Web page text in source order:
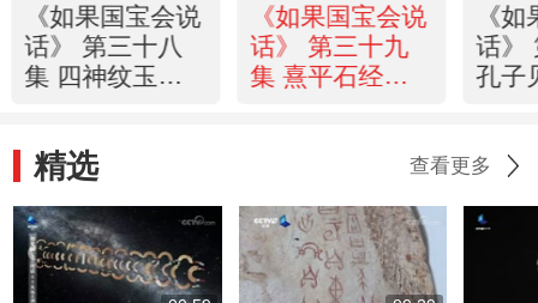
《如果国宝会说
话》 第三十八
集 四神纹玉铺
《如果国宝会说
话》 第三十九
集 熹平石经：
《
话》
孔子
精选 查看更多